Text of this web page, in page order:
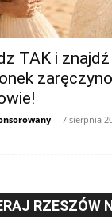
TAK i
- 7 sierpnia
RZESZÓW